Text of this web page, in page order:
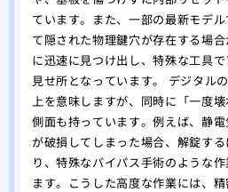
ています。また、一部の最新モデ
て隠された物理鍵穴が存在する場
に迅速に見つけ出し、特殊な工具
見せ所となっています。 デジタル
上を意味しますが、同時に「一度
側面も持っています。例えば、静
が破損してしまった場合、解錠す
り、特殊なバイパス手術のような
ます。こうした高度な作業には、